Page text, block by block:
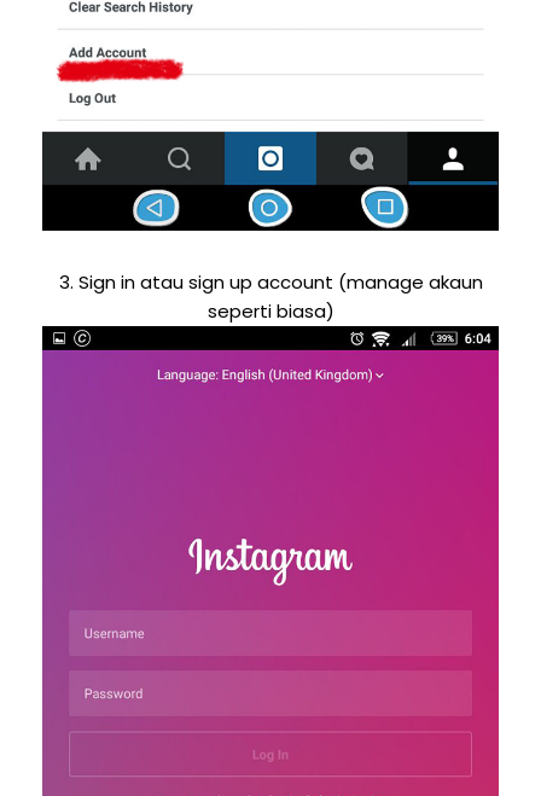
3. Sign in atau sign up account (manage akaun
seperti biasa)